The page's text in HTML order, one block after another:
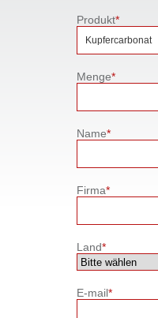
Produkt*
Menge*
Name*
Firma*
Land*
E-mail*